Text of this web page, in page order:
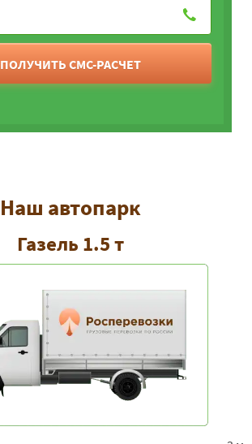
ПОЛУЧИТЬ СМС-РАСЧЕТ
Наш автопарк
Газель 1.5 т